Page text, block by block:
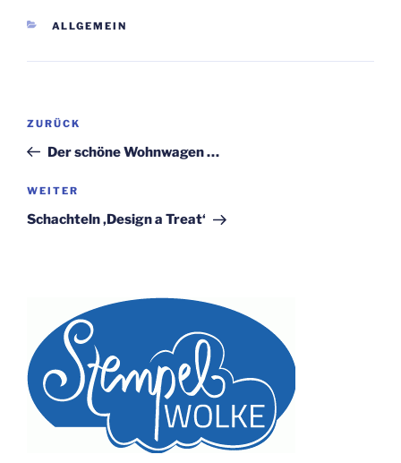
KATEGORIEN
ALLGEMEIN
Beitragsnavigation
Vorheriger
Beitrag
ZURÜCK
Der schöne Wohnwagen …
Nächster
Beitrag
WEITER
Schachteln ‚Design a Treat‘